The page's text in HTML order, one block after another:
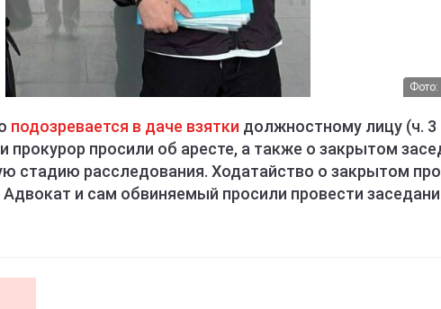
Фото:
подозревается в даче взятки должностному лицу (ч. 3
прокурор просили об аресте, а также о закрытом
стадию расследования. Ходатайство о закрытом
и сам обвиняемый просили провести